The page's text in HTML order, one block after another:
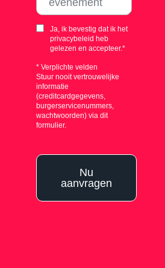
Ja, ik bevestig dat ik het
privacybeleid heb
gelezen en accepteer.*
* Verplichte velden
Stuur nooit vertrouwelijke
informatie
(creditcardgegevens,
burgerservicenummers,
wachtwoorden) via dit
formulier.
Nu
aanvragen